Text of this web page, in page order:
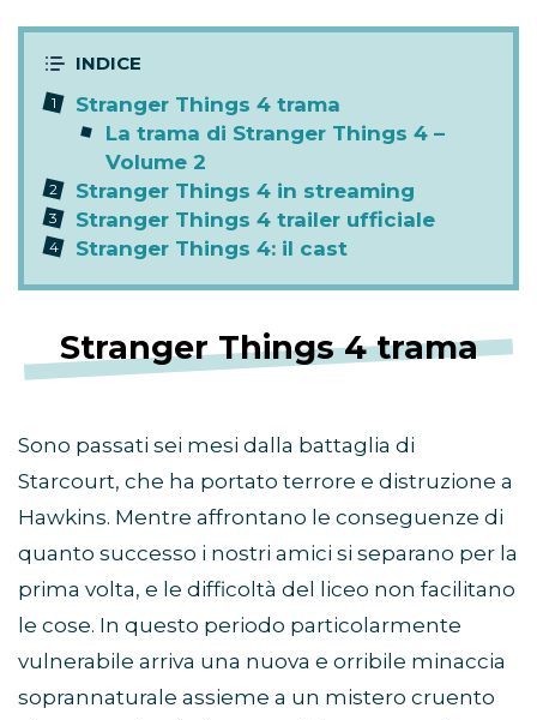
Stranger Things 4 trama
La trama di Stranger Things 4 –
Volume 2
Stranger Things 4 in streaming
Stranger Things 4 trailer ufficiale
Stranger Things 4: il cast
Stranger Things 4 trama
Sono passati sei mesi dalla battaglia di
Starcourt, che ha portato terrore e distruzione a
Hawkins. Mentre affrontano le conseguenze di
quanto successo i nostri amici si separano per la
prima volta, e le difficoltà del liceo non facilitano
le cose. In questo periodo particolarmente
vulnerabile arriva una nuova e orribile minaccia
soprannaturale assieme a un mistero cruento